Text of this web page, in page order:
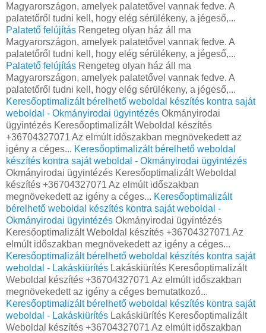
Magyarországon, amelyek palatetővel vannak fedve. A
palatetőről tudni kell, hogy elég sérülékeny, a jégeső,...
Palatető felújítás Rengeteg olyan ház áll ma
Magyarországon, amelyek palatetővel vannak fedve. A
palatetőről tudni kell, hogy elég sérülékeny, a jégeső,...
Palatető felújítás Rengeteg olyan ház áll ma
Magyarországon, amelyek palatetővel vannak fedve. A
palatetőről tudni kell, hogy elég sérülékeny, a jégeső,...
Keresőoptimalizált bérelhető weboldal készítés kontra saját
weboldal - Okmányirodai ügyintézés Okmányirodai
ügyintézés Keresőoptimalizált Weboldal készítés
+36704327071 Az elmúlt időszakban megnövekedett az
igény a céges... Keresőoptimalizált bérelhető weboldal
készítés kontra saját weboldal - Okmányirodai ügyintézés
Okmányirodai ügyintézés Keresőoptimalizált Weboldal
készítés +36704327071 Az elmúlt időszakban
megnövekedett az igény a céges... Keresőoptimalizált
bérelhető weboldal készítés kontra saját weboldal -
Okmányirodai ügyintézés Okmányirodai ügyintézés
Keresőoptimalizált Weboldal készítés +36704327071 Az
elmúlt időszakban megnövekedett az igény a céges...
Keresőoptimalizált bérelhető weboldal készítés kontra saját
weboldal - Lakáskiürítés Lakáskiürítés Keresőoptimalizált
Weboldal készítés +36704327071 Az elmúlt időszakban
megnövekedett az igény a céges bemutatkozó...
Keresőoptimalizált bérelhető weboldal készítés kontra saját
weboldal - Lakáskiürítés Lakáskiürítés Keresőoptimalizált
Weboldal készítés +36704327071 Az elmúlt időszakban